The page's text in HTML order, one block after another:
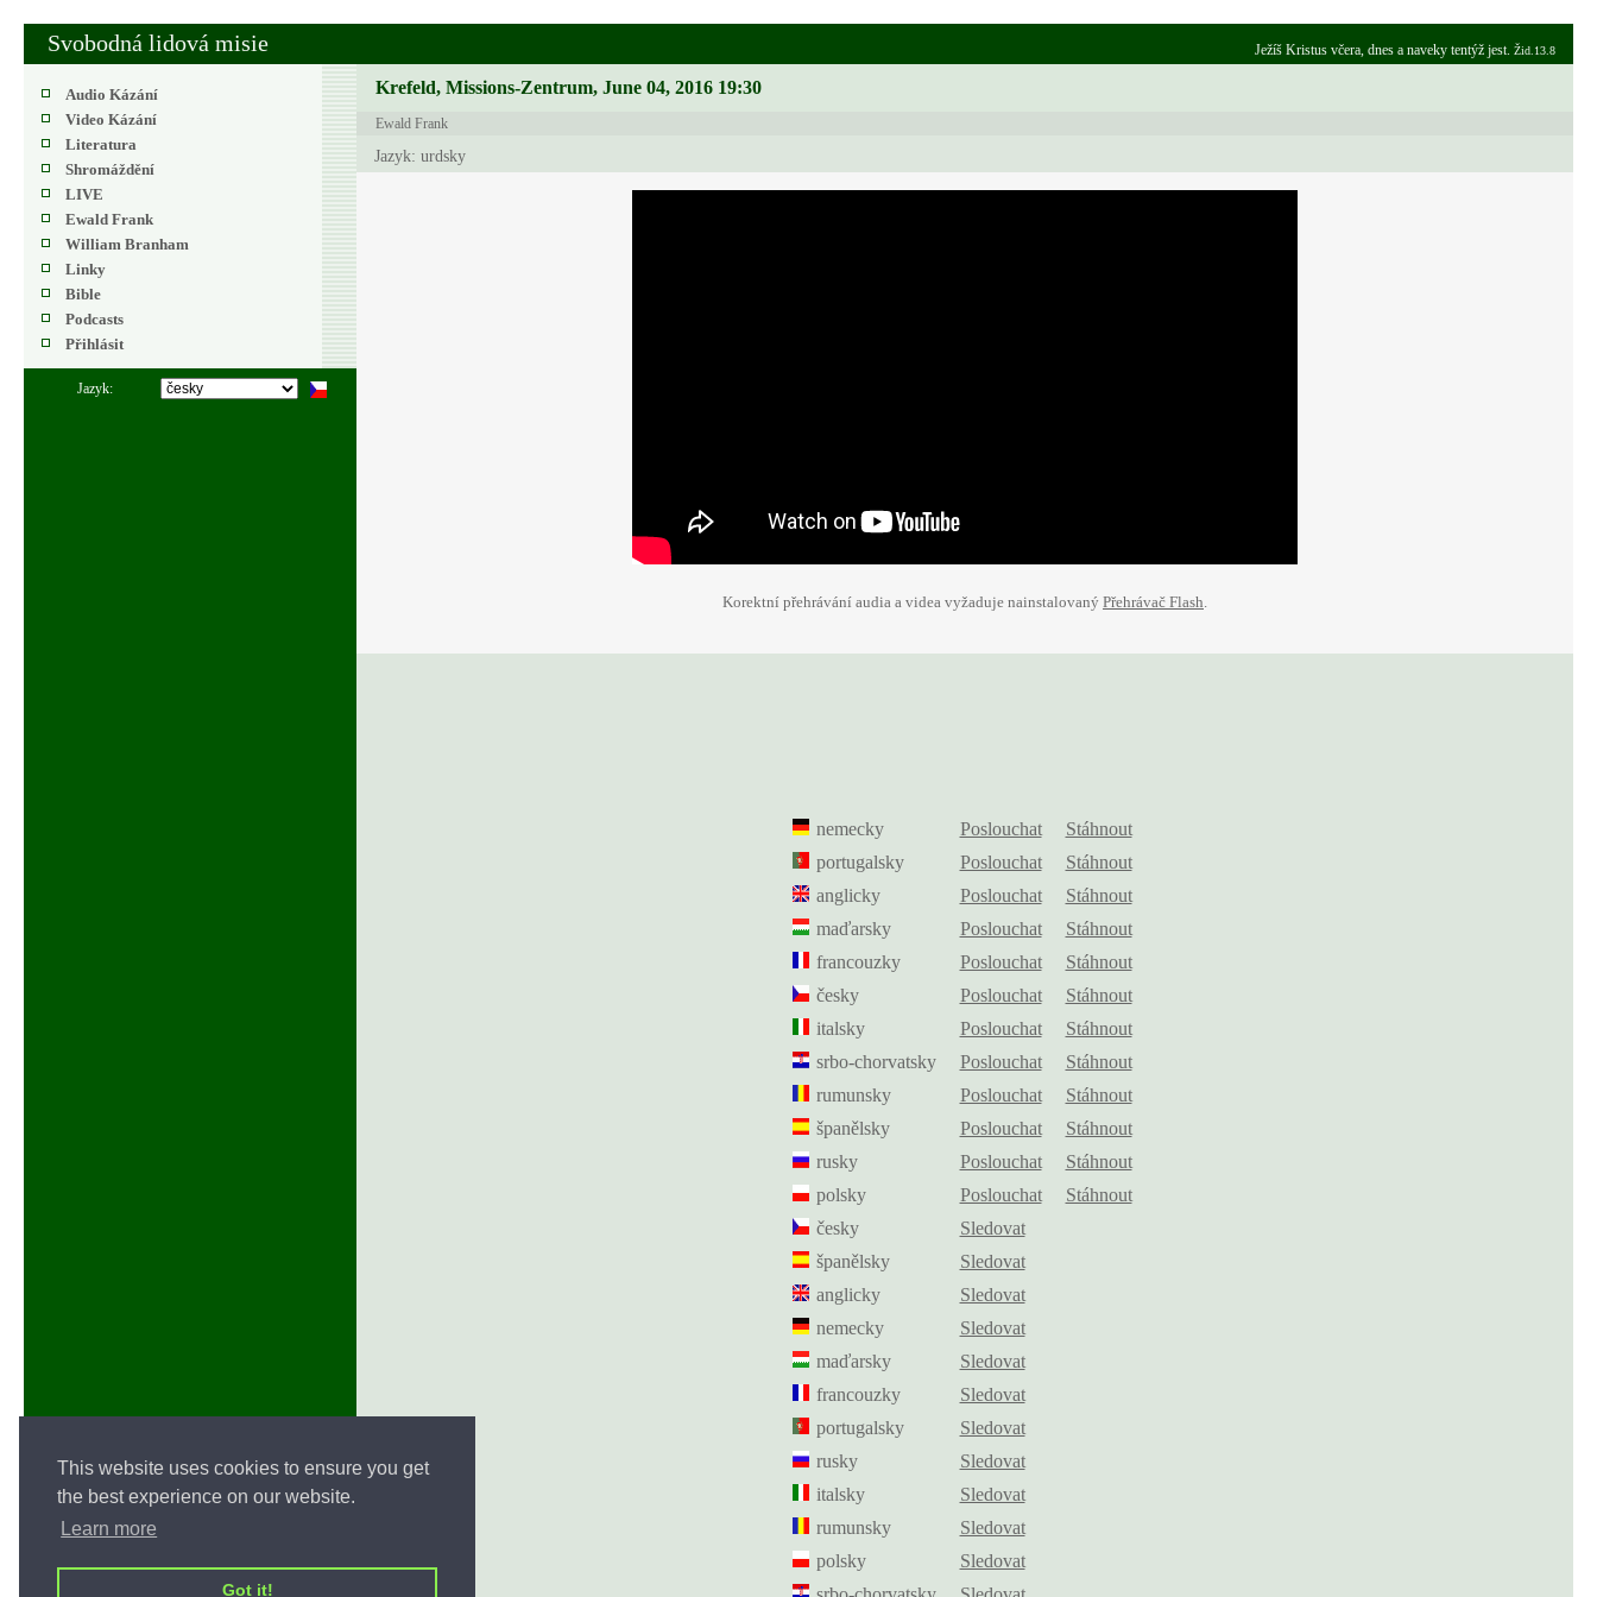
This website uses cookies to ensure you get
the best experience on our website.
Learn more
Got it!
Svobodná lidová misie Ježíš Kristus včera, dnes a naveky tentýž jest. Žid.13.8
Audio Kázání
Video Kázání
Literatura
Shromáždění
LIVE
Ewald Frank
William Branham
Linky
Bible
Podcasts
Přihlásit
Jazyk:
Krefeld, Missions-Zentrum, June 04, 2016 19:30
Ewald Frank
Jazyk: urdsky
Korektní přehrávání audia a videa vyžaduje nainstalovaný Přehrávač Flash.
nemecky Poslouchat
Stáhnout
portugalsky
Poslouchat
Stáhnout
anglicky
Poslouchat
Stáhnout
maďarsky
Poslouchat
Stáhnout
francouzky
Poslouchat
Stáhnout
česky
Poslouchat
Stáhnout
italsky
Poslouchat
Stáhnout
srbo-chorvatsky
Poslouchat
Stáhnout
rumunsky
Poslouchat
Stáhnout
španělsky
Poslouchat
Stáhnout
rusky
Poslouchat
Stáhnout
polsky
Poslouchat
Stáhnout
česky
Sledovat
španělsky
Sledovat
anglicky
Sledovat
nemecky
Sledovat
maďarsky
Sledovat
francouzky
Sledovat
portugalsky
Sledovat
rusky
Sledovat
italsky
Sledovat
rumunsky
Sledovat
polsky
Sledovat